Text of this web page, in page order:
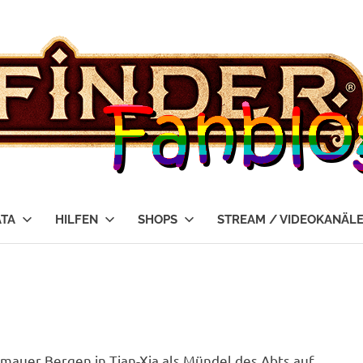
HILFEN SHOPS STREAM / VIDEOKANÄLE